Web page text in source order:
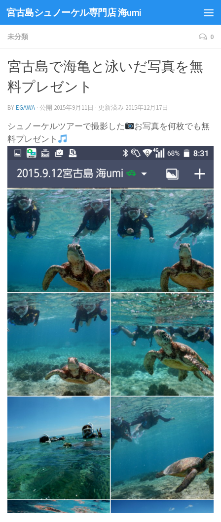
宮古島シュノーケル専門店 海umi
未分類 0
宮古島で海亀と泳いだ写真を無
料プレゼント
BYEGAWA · 公開 2015年9月11日 · 更新済み 2015年12月17日
シュノーケルツアーで撮影した
お写真を何枚でも無
料プレゼント